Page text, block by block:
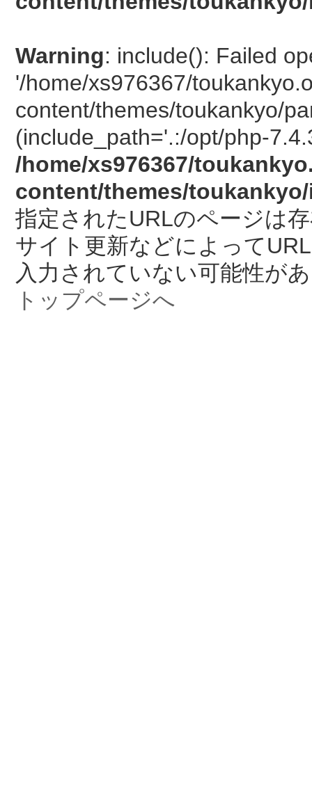
Warning: include(): Failed
'/home/xs976367/
content/themes/toukankyo/
(include_path='.:/opt/php-
/home/xs976367/
content/themes/
指定されたURLのページは
サイト更新などによって
入力されていない可能性が
トップページへ